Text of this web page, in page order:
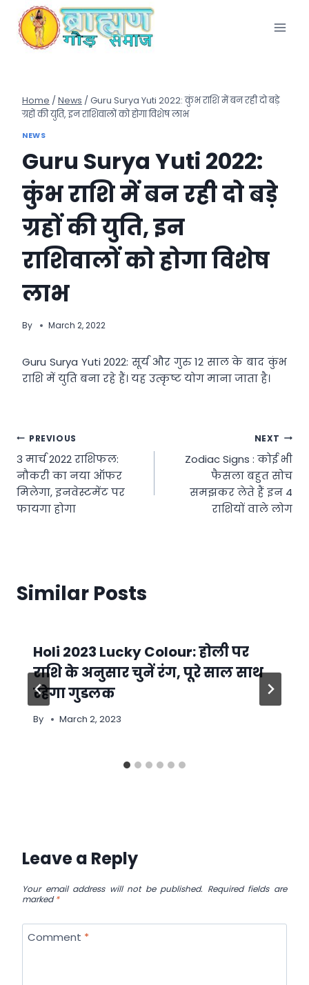
content
Home / News / Guru Surya Yuti 2022: कुंभ राशि में बन रही दो बड़े
ग्रहों की युति, इन राशिवालों को होगा विशेष लाभ
NEWS
Guru Surya Yuti 2022:
कुंभ राशि में बन रही दो बड़े
ग्रहों की युति, इन
राशिवालों को होगा विशेष
लाभ
By March 2, 2022
Guru Surya Yuti 2022: सूर्य और गुरु 12 साल के बाद कुंभ
राशि में युति बना रहे हैं। यह उत्कृष्ट योग माना जाता है।
Post
navigation
PREVIOUS
3 मार्च 2022 राशिफल:
नौकरी का नया ऑफर
मिलेगा, इनवेस्टमेंट पर
फायगा होगा
NEXT
Zodiac Signs : कोई भी
फैसला बहुत सोच
समझकर लेते हैं इन 4
राशियों वाले लोग
Similar Posts
Holi 2023 Lucky Colour: होली पर
राशि के अनुसार चुनें रंग, पूरे साल साथ
रहेगा गुडलक
By March 2, 2023
Leave a Reply
Your email address will not be published. Required fields are
marked*
Comment *